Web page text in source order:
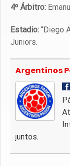
4º Árbitro:
Estadio: “Diego
Juniors.
Argentinos
juntos.